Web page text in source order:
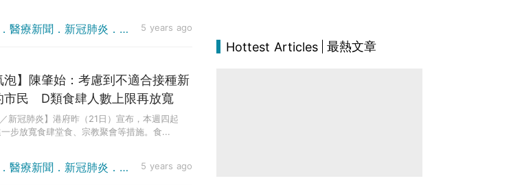
健康資訊．醫療新聞．新冠肺炎．疫情消息 5 years ago
健康資訊．醫療新聞．新冠肺炎．防疫方法 5 years ago
泡】陳肇始：考慮到不適合接種新
市民 D類食肆人數上限再放寬
／新冠肺炎】港府昨（21日）宣布，本週四起
一步放寬食肆堂食、宗教聚會等措施。食...
Hottest Articles 最熱文章